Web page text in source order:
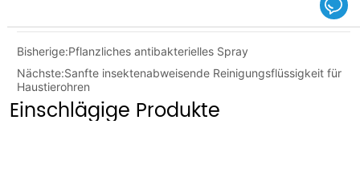
Bisherige:Pflanzliches antibakterielles Spray
Nächste:Sanfte insektenabweisende Reinigungsflüssigkeit für
Haustierohren
Einschlägige Produkte